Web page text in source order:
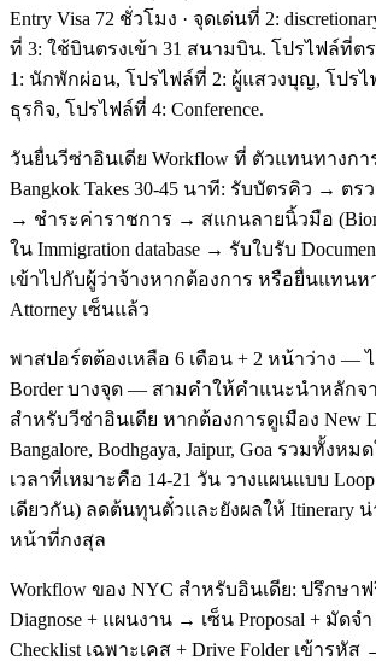
Entry Visa 72 ชั่วโมง · จุดเด่นที่ 2:
ที่ 3: ใช้บินตรงเข้า 31 สนามบิน. โปรไฟล์ที่ต
1: นักพักผ่อน, โปรไฟล์ที่ 2: ผู้แสวงบุญ, โปร
ธุรกิจ, โปรไฟล์ที่ 4: Conference.
วันยื่นวีซ่าอินเดีย Workflow ที่ ตัวแทนทางกา
Bangkok Takes 30-45 นาที: รับบัตรคิว → ตรว
→ ชำระค่าราชการ → สแกนลายนิ้วมือ
ใน Immigration database → รับใบรับ
เข้าไปกับผู้ว่าจ้างหากต้องการ หรือยื่นแทนห
Attorney เซ็นแล้ว
พาสปอร์ตต้องเหลือ 6 เดือน + 2 หน้าว่าง —
Border บางจุด — สามคำให้คำแนะนำหลักจ
สำหรับวีซ่าอินเดีย หากต้องการดูเมือง New
Bangalore, Bodhgaya, Jaipur, Goa รวมทั้งหม
เวลาที่เหมาะคือ 14-21 วัน วางแผนแบบ Loop
เดียวกัน) ลดต้นทุนตั๋วและยังผลให้ Itinerary น่
หน้าที่กงสุล
Workflow ของ NYC สำหรับอินเดีย: ปรึกษา
Diagnose + แผนงาน → เซ็น Proposal + มัดจ
Checklist เฉพาะเคส + Drive Folder เข้ารหั